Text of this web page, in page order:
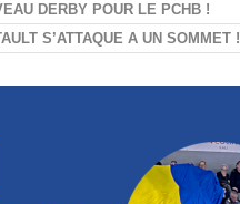
DERBY POUR LE PCHB !
S’ATTAQUE A UN SOMMET !